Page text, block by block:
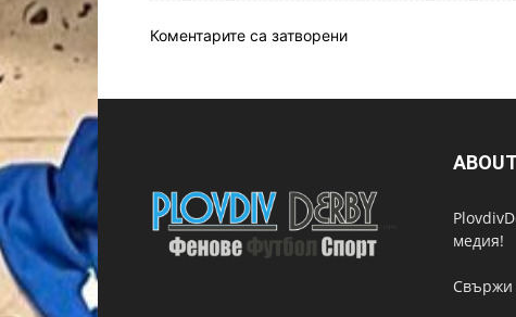
Коментарите са затворени
медия!
Свържи